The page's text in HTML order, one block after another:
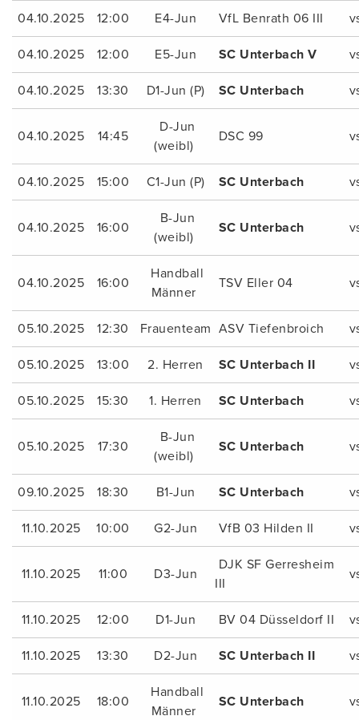
04.10.2025 12:00 E4-Jun VfL Benrath 06 III
04.10.2025 12:00 E5-Jun SC Unterbach V
04.10.2025 13:30 D1-Jun (P) SC Unterbach
04.10.2025 14:45
D-Jun
(weibl)
DSC 99
04.10.2025 15:00 C1-Jun (P) SC Unterbach
04.10.2025 16:00
B-Jun
(weibl)
SC Unterbach
04.10.2025 16:00
Handball
Männer
TSV Eller 04
05.10.2025 12:30 Frauenteam ASV Tiefenbroich
05.10.2025 13:00 2. Herren SC Unterbach II
05.10.2025 15:30 1. Herren SC Unterbach
05.10.2025 17:30
B-Jun
(weibl)
SC Unterbach
09.10.2025 18:30 B1-Jun SC Unterbach
11.10.2025 10:00 G2-Jun VfB 03 Hilden II
11.10.2025 11:00 D3-Jun
DJK SF Gerresheim
III
11.10.2025 12:00 D1-Jun BV 04 Düsseldorf II
11.10.2025 13:30 D2-Jun SC Unterbach II
11.10.2025 18:00
Handball
Männer
SC Unterbach